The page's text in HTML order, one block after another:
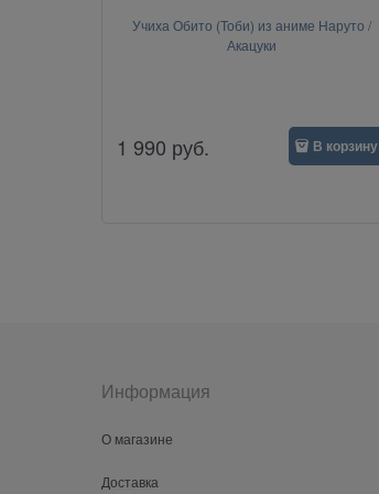
Учиха Обито (Тоби) из аниме Наруто /
Акацуки
1 990 руб. В корзину
Информация
О магазине
Доставка